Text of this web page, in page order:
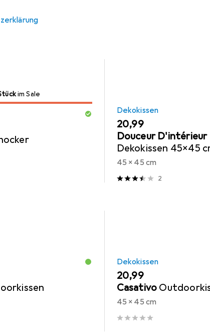
im Saleim Sale
Dekokissen
EUR
20,99
Douceur D'intérieur
Dekokissen 45x45
weicher
Graues Kunstfell
45 x 45 cm
2
Dekokissen
EUR
20,99
Casativo
45 x 45 cm